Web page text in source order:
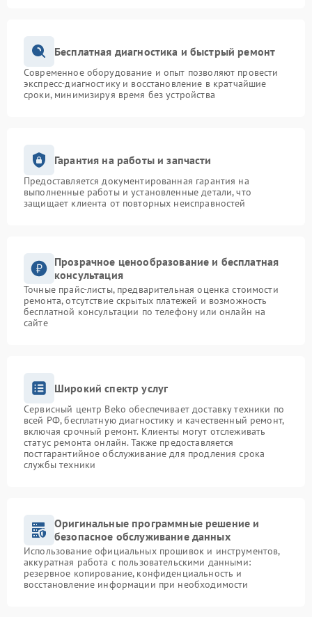
Бесплатная диагностика и быстрый ремонт
Современное оборудование и опыт позволяют провести
экспресс-диагностику и восстановление в кратчайшие
сроки, минимизируя время без устройства
Гарантия на работы и запчасти
Предоставляется документированная гарантия на
выполненные работы и установленные детали, что
защищает клиента от повторных неисправностей
Прозрачное ценообразование и бесплатная
консультация
Точные прайс-листы, предварительная оценка стоимости
ремонта, отсутствие скрытых платежей и возможность
бесплатной консультации по телефону или онлайн на
сайте
Широкий спектр услуг
Сервисный центр Beko обеспечивает доставку техники по
всей РФ, бесплатную диагностику и качественный ремонт,
включая срочный ремонт. Клиенты могут отслеживать
статус ремонта онлайн. Также предоставляется
постгарантийное обслуживание для продления срока
службы техники
Оригинальные программные решение и
безопасное обслуживание данных
Использование официальных прошивок и инструментов,
аккуратная работа с пользовательскими данными:
резервное копирование, конфиденциальность и
восстановление информации при необходимости